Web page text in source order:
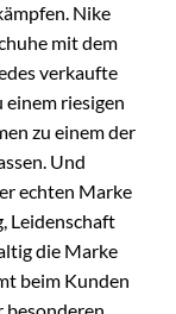
Nike
mit dem
verkaufte
einem riesigen
zu einem der
Und
echten Marke
Leidenschaft
die Marke
beim Kunden